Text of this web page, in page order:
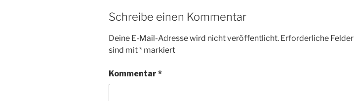
Schreibe einen Kommentar
Deine E-Mail-Adresse wird nicht veröffentlicht. Erforderliche Felder
sind mit* markiert
Kommentar *